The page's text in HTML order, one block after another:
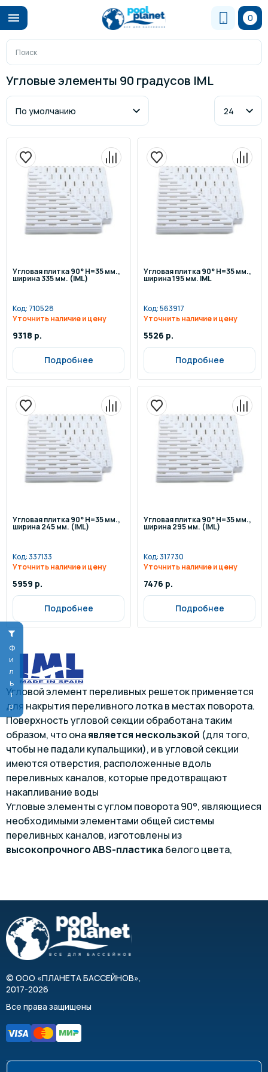
0
Фильтр
Угловые элементы 90 градусов IML
Угловая плитка 90° H=35 мм.,
ширина 335 мм. (IML)
Код: 710528
Уточнить наличие и цену
9318 р.
Подробнее
Угловая плитка 90° H=35 мм.,
ширина 195 мм. IML
Код:563917
Уточнить наличие и цену
5526 р.
Подробнее
Угловая плитка 90° H=35 мм.,
ширина 245 мм. (IML)
Код:337133
Уточнить наличие и цену
5959 р.
Подробнее
Угловая плитка 90° H=35 мм.,
ширина 295 мм. (IML)
Код:317730
Уточнить наличие и цену
7476 р.
Подробнее
Угловой элемент переливных решеток применяется
для накрытия переливного лотка в местах поворота.
Поверхность угловой секции обработана таким
образом, что онаявляется нескользкой (для того,
чтобы не падали купальщики), и в угловой секции
имеются отверстия, расположенные вдоль
переливных каналов, которые предотвращают
накапливание воды
Угловые элементы с углом поворота 90°, являющиеся
необходимыми элементами общей системы
переливных каналов, изготовлены из
высокопрочного ABS-пластика белого цвета,
© ООО «ПЛАНЕТА БАССЕЙНОВ»,
2017-2026
Все права защищены